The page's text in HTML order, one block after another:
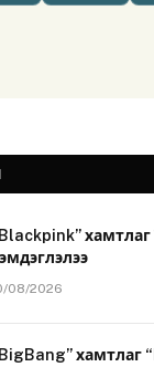
08/2026
хамтлаг